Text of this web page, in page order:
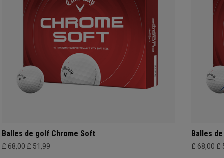
Balles de golf Chrome Soft
£ 68,00 £ 51,99
Balles
£ 68,00 £